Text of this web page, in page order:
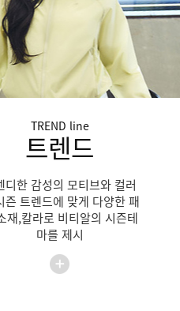
TREND line
트렌드
디한 감성의 모티브와 컬러
즌 트렌드에 맞게 다양한 패
재,칼라로 비티알의 시즌테
마를 제시